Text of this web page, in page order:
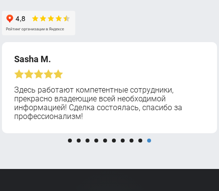
Sasha M.
Здесь работают компетентные сотрудники,
прекрасно владеющие всей необходимой
информацией! Сделка состоялась, спасибо за
профессионализм!